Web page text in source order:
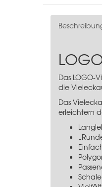
Das LOGO-
die
Das
erleichtern